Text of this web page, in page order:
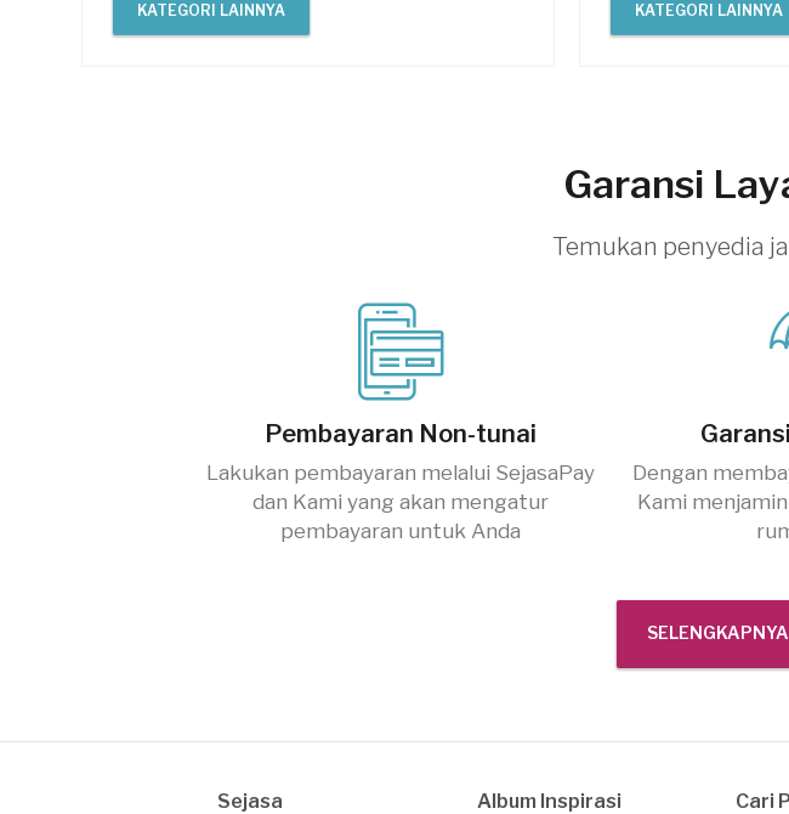
KATEGORI LAINNYA KATEGORI LAINNYA
Garansi
Temukan penyedia
Pembayaran Non-tunai
Lakukan pembayaran melalui SejasaPay
dan Kami yang akan mengatur
pembayaran untuk Anda
Dengan
Kami
Sejasa Album Inspirasi Cari